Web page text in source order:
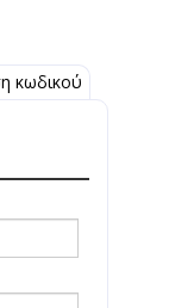
κωδικού